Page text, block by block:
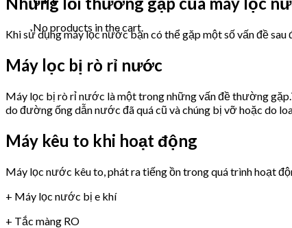
No products in the cart.
Khi sử dụng máy lọc nước bạn có thể gặp một số vấn đề sau
Máy lọc bị rò rỉ nước
Máy lọc bị rò rỉ nước là một trong những vấn đề thường
do đường ống dẫn nước đã quá cũ và chúng bị vỡ hoặc do
Máy kêu to khi hoạt động
Máy lọc nước kêu to, phát ra tiếng ồn trong quá trình hoạt
+ Máy lọc nước bị e khí
+ Tắc màng RO